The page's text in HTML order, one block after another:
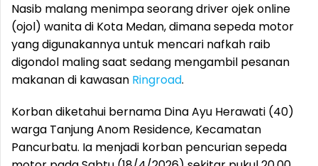
Nasib malang menimpa seorang driver ojek online
(ojol) wanita di Kota Medan, dimana sepeda motor
yang digunakannya untuk mencari nafkah raib
digondol maling saat sedang mengambil pesanan
makanan di kawasan Ringroad.
Korban diketahui bernama Dina Ayu Herawati (40)
warga Tanjung Anom Residence, Kecamatan
Pancurbatu. Ia menjadi korban pencurian sepeda